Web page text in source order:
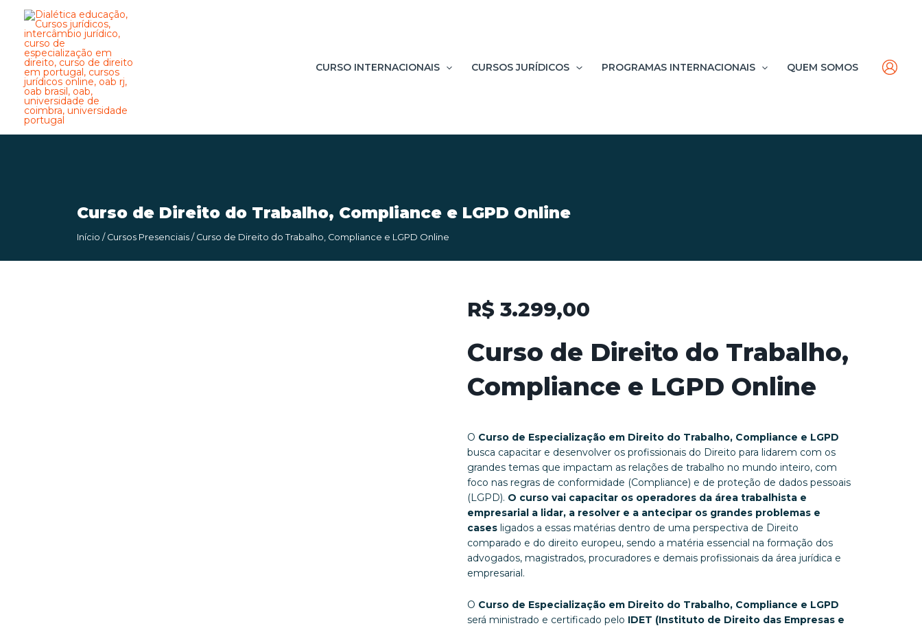
CURSO INTERNACIONAIS CURSOS JURÍDICOS PROGRAMAS INTERNACIONAIS QUEM SOMOS
Curso de Direito do Trabalho, Compliance e LGPD Online
Início / Cursos Presenciais / Curso de Direito do Trabalho, Compliance e LGPD Online
R$ 3.299,00
Curso de Direito do Trabalho,
Compliance e LGPD Online
O Curso de Especialização em Direito do Trabalho, Compliance e LGPD
busca capacitar e desenvolver os profissionais do Direito para lidarem com os
grandes temas que impactam as relações de trabalho no mundo inteiro, com
foco nas regras de conformidade (Compliance) e de proteção de dados pessoais
(LGPD). O curso vai capacitar os operadores da área trabalhista e
empresarial a lidar, a resolver e a antecipar os grandes problemas e
cases ligados a essas matérias dentro de uma perspectiva de Direito
comparado e do direito europeu, sendo a matéria essencial na formação dos
advogados, magistrados, procuradores e demais profissionais da área jurídica e
empresarial.
O Curso de Especialização em Direito do Trabalho, Compliance e LGPD
será ministrado e certificado pelo IDET (Instituto de Direito das Empresas e